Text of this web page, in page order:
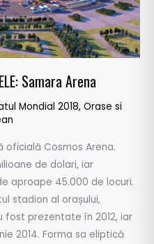
Samara Arena
Mondial 2018, Orase si
oficială Cosmos Arena.
de dolari, iar
aproape 45.000 de locuri.
stadion al orașului,
fost prezentate în 2012, iar
2014. Forma sa eliptică